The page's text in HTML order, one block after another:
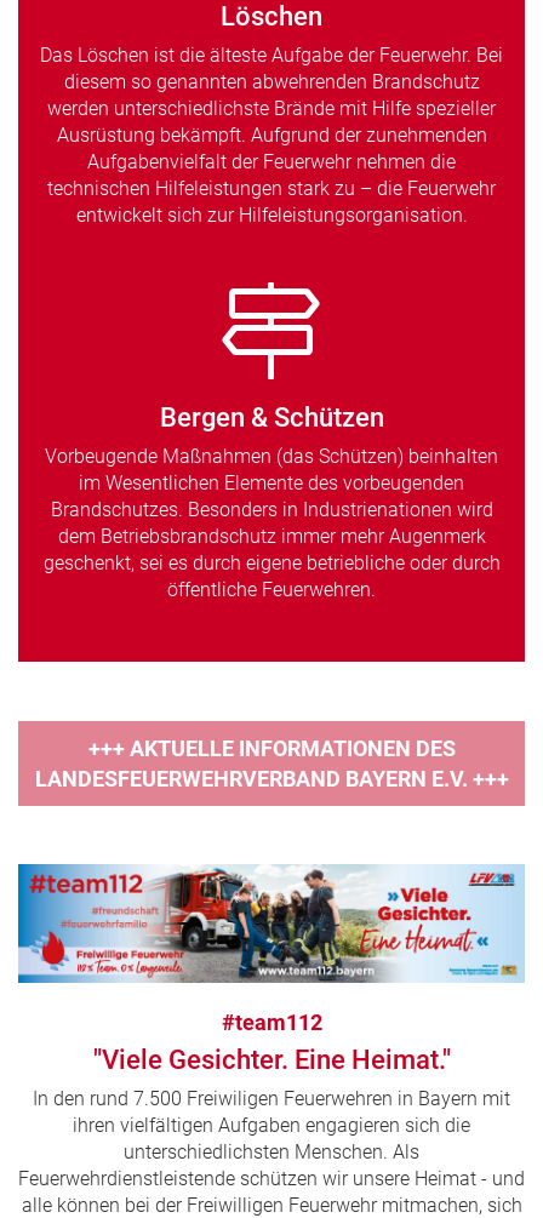
Löschen
Das Löschen ist die älteste Aufgabe der Feuerwehr. Bei
diesem so genannten abwehrenden Brandschutz
werden unterschiedlichste Brände mit Hilfe spezieller
Ausrüstung bekämpft. Aufgrund der zunehmenden
Aufgabenvielfalt der Feuerwehr nehmen die
technischen Hilfeleistungen stark zu – die Feuerwehr
entwickelt sich zur Hilfeleistungsorganisation.
Bergen & Schützen
Vorbeugende Maßnahmen (das Schützen) beinhalten
im Wesentlichen Elemente des vorbeugenden
Brandschutzes. Besonders in Industrienationen wird
dem Betriebsbrandschutz immer mehr Augenmerk
geschenkt, sei es durch eigene betriebliche oder durch
öffentliche Feuerwehren.
+++ AKTUELLE INFORMATIONEN DES
LANDESFEUERWEHRVERBAND BAYERN E.V. +++
#team112
"Viele Gesichter. Eine Heimat."
In den rund 7.500 Freiwiligen Feuerwehren in Bayern mit
ihren vielfältigen Aufgaben engagieren sich die
unterschiedlichsten Menschen. Als
Feuerwehrdienstleistende schützen wir unsere Heimat - und
alle können bei der Freiwilligen Feuerwehr mitmachen, sich